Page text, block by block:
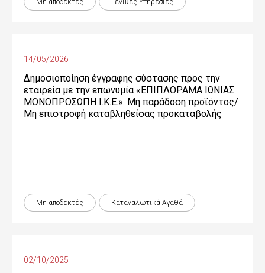
Μη αποδεκτές Γενικές Yπηρεσίες
14/05/2026
Δημοσιοποίηση έγγραφης σύστασης προς την
εταιρεία με την επωνυμία «ΕΠΙΠΛΟΡΑΜΑ ΙΩΝΙΑΣ
ΜΟΝΟΠΡΟΣΩΠΗ Ι.Κ.Ε.»: Μη παράδοση προϊόντος/
Μη επιστροφή καταβληθείσας προκαταβολής
Μη αποδεκτές Καταναλωτικά Αγαθά
02/10/2025